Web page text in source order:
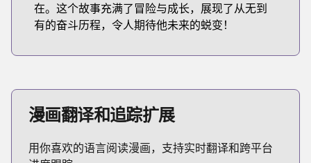
在。这个故事充满了冒险与成长，展现了从无到
有的奋斗历程，令人期待他未来的蜕变！
漫画翻译和追踪扩展
用你喜欢的语言阅读漫画，支持实时翻译和跨平台